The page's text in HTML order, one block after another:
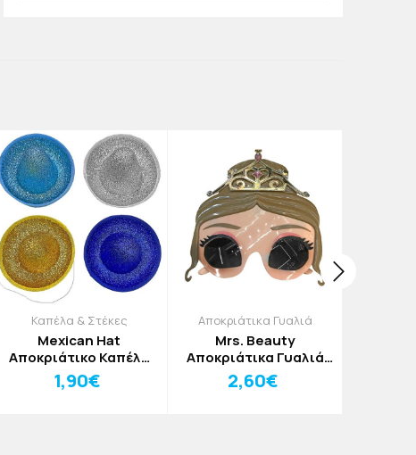
Καπέλα & Στέκες
Mexican Hat
Αποκριάτικο Καπέλο
Με Χρυσόσκονη Και
Σχοινάκι 12x7cm
1,90€
Αποκριάτικα Γυαλιά
Mrs. Beauty
Αποκριάτικα Γυαλιά
Princess
2,60€